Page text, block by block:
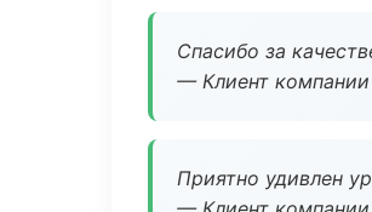
Спасибо за
— Клиент компании
Приятно удивлен